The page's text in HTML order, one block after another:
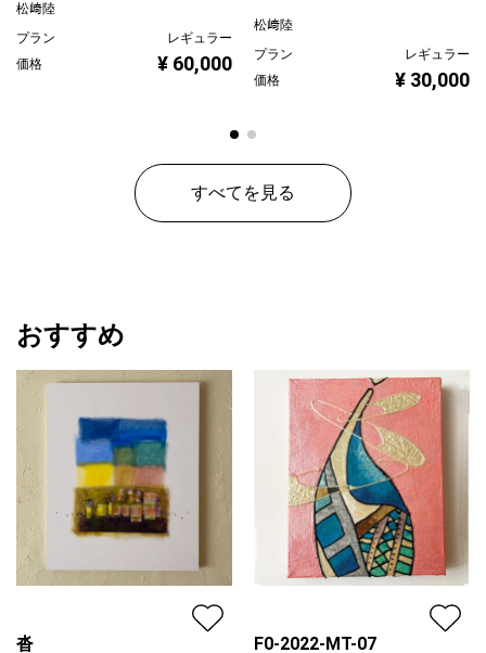
松﨑陸
プラン
レギュラー
価格
¥ 60,000
松﨑陸
プラン
レギュラー
価格
¥ 30,000
すべてを見る
おすすめ
沓 F0-2022-MT-07